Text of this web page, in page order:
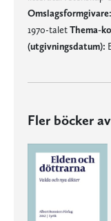
Omslagsformgivare:
1970-taletThema-
(utgivningsdatum):
Fler böcker